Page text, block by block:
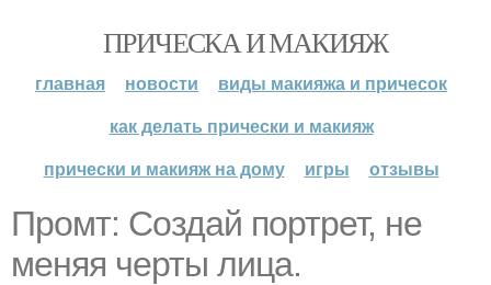
ПРИЧЕСКА И МАКИЯЖ
главная новости
виды макияжа и причесок
как делать прически и макияж
прически и макияж на дому
игры отзывы
Промт: Создай портрет, не
меняя черты лица.